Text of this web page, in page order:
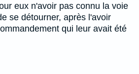
eux n'avoir pas connu la voie
se détourner, après l'avoir
qui leur avait été